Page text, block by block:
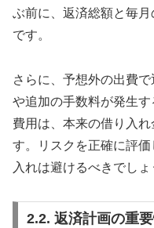
ぶ前に、返済総額と毎
です。
さらに、予想外の出費
や追加の手数料が発生
費用は、本来の借り入
す。リスクを正確に評
入れは避けるべきでしょ
2.2. 返済計画の重